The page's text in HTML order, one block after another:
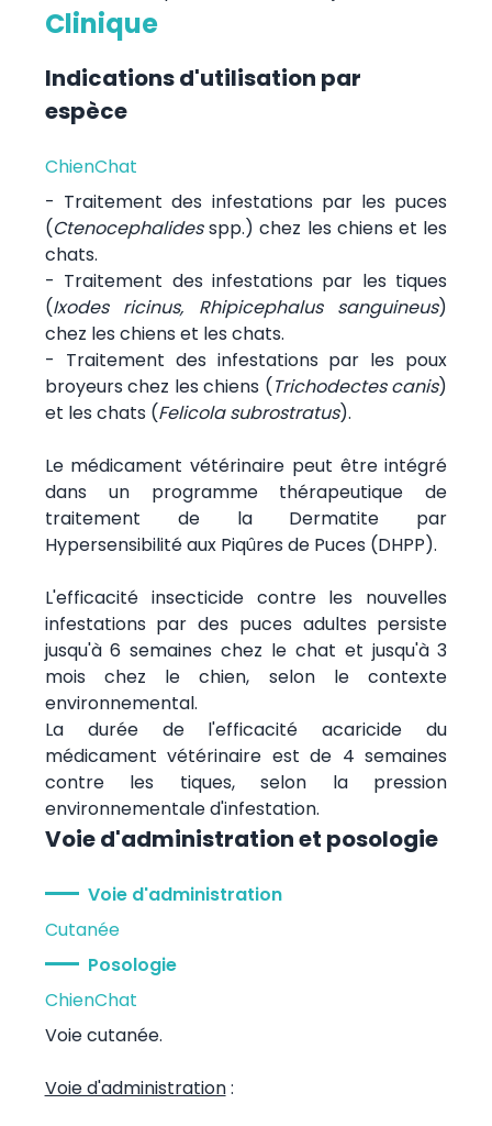
Clinique
Indications d'utilisation par
espèce
ChienChat
- Traitement des infestations par les puces
(Ctenocephalidesspp.) chez les chiens et les
chats.
- Traitement des infestations par les tiques
(Ixodes ricinus, Rhipicephalus sanguineus)
chez les chiens et les chats.
- Traitement des infestations par les poux
broyeurs chez les chiens (Trichodectes canis)
et les chats (Felicola subrostratus).
Le médicament vétérinaire peut être intégré
dans un programme thérapeutique de
traitement de la Dermatite par
Hypersensibilité aux Piqûres de Puces (DHPP).
L'efficacité insecticide contre les nouvelles
infestations par des puces adultes persiste
jusqu'à 6 semaines chez le chat et jusqu'à 3
mois chez le chien, selon le contexte
environnemental.
La durée de l'efficacité acaricide du
médicament vétérinaire est de 4 semaines
contre les tiques, selon la pression
environnementale d'infestation.
Voie d'administration et posologie
Voie d'administration
Cutanée
Posologie
ChienChat
Voie cutanée.
Voie d'administration: